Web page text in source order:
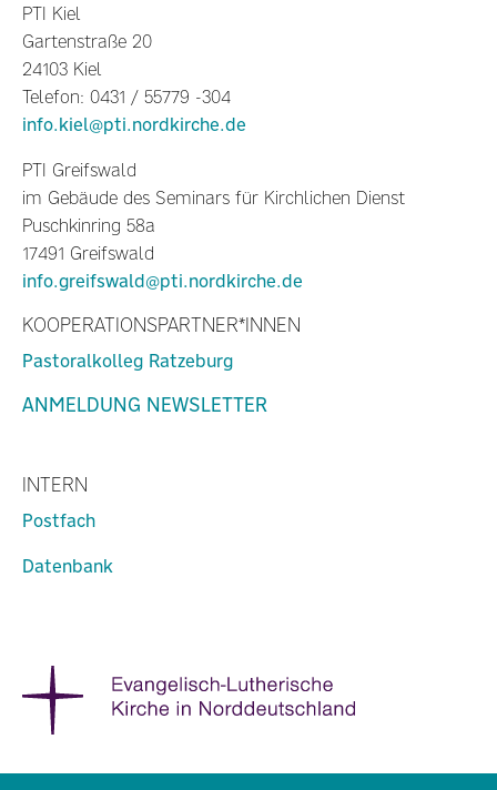
PTI Kiel
Gartenstraße 20
24103 Kiel
Telefon: 0431 / 55779 -304
info.kiel@pti.nordkirche.de
PTI Greifswald
im Gebäude des Seminars für Kirchlichen Dienst
Puschkinring 58a
17491 Greifswald
info.greifswald@pti.nordkirche.de
KOOPERATIONSPARTNER*INNEN
Pastoralkolleg Ratzeburg
ANMELDUNG NEWSLETTER
INTERN
Postfach
Datenbank